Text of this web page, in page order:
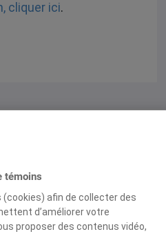
cliquer ici.
témoins
afin de collecter des
d’améliorer votre
proposer des contenus vidéo,